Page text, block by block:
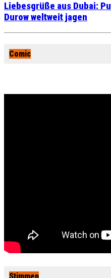
Liebesgrüße aus Dubai:
Durow weltweit jagen
Comic